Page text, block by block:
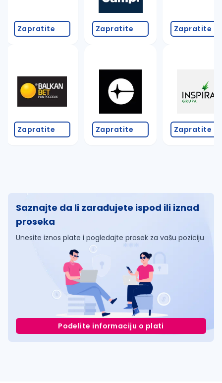
Zapratite
Zapratite
Zapratite
Zapratite
Zapratite
Zapratite
Saznajte da li zarađujete ispod ili iznad
proseka
Unesite iznos plate i pogledajte prosek za vašu poziciju
Podelite informaciju o plati